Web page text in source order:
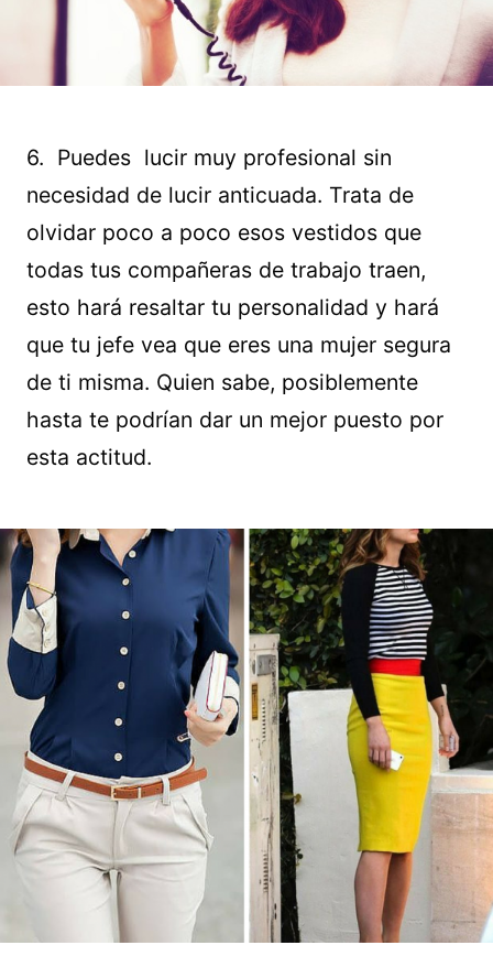
6. Puedes lucir muy profesional sin
necesidad de lucir anticuada. Trata de
olvidar poco a poco esos vestidos que
todas tus compañeras de trabajo traen,
esto hará resaltar tu personalidad y hará
que tu jefe vea que eres una mujer segura
de ti misma. Quien sabe, posiblemente
hasta te podrían dar un mejor puesto por
esta actitud.